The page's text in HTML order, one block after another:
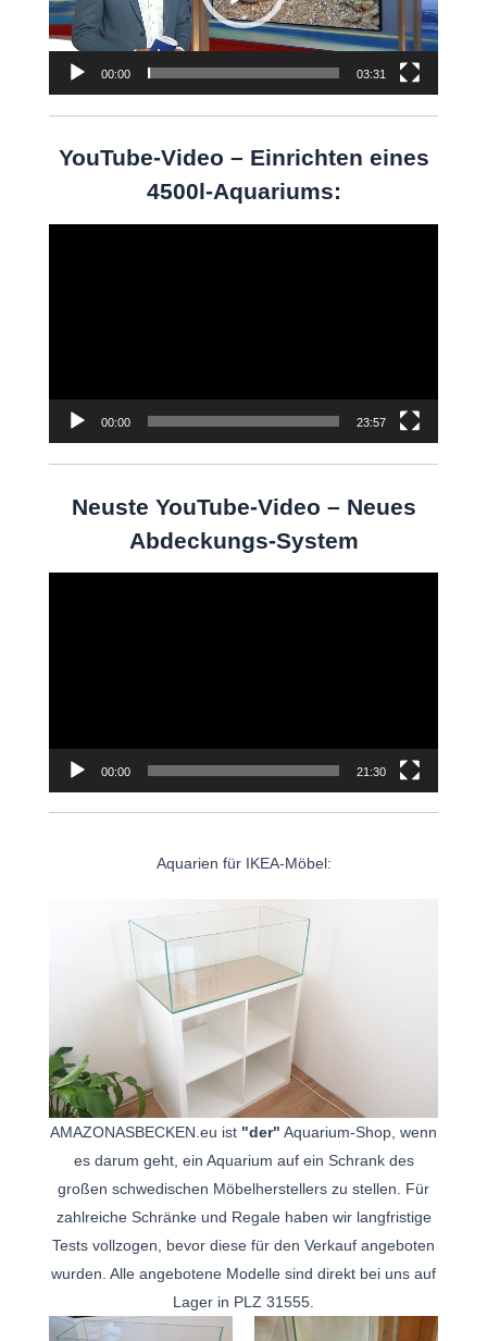
00:00 03:31
YouTube-Video – Einrichten eines
4500l-Aquariums:
00:00 23:57
Neuste YouTube-Video – Neues
Abdeckungs-System
00:00 21:30
Aquarien für IKEA-Möbel:
AMAZONASBECKEN.eu ist "der" Aquarium-Shop, wenn
es darum geht, ein Aquarium auf ein Schrank des
großen schwedischen Möbelherstellers zu stellen. Für
zahlreiche Schränke und Regale haben wir langfristige
Tests vollzogen, bevor diese für den Verkauf angeboten
wurden. Alle angebotene Modelle sind direkt bei uns auf
Lager in PLZ 31555.